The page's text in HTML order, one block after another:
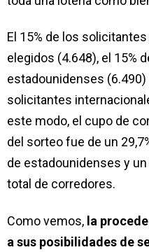
El 15% de los
elegidos (4.648), el 15%
estadounidenses (6.490)
solicitantes
este modo, el cupo de
del sorteo fue de un
de estadounidenses y un
total de corredores.
Como vemos, la
a sus posibilidades de